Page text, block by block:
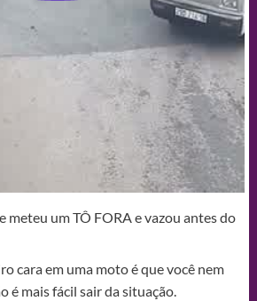
meteu um TÔ FORA e vazou antes do
cara em uma moto é que você nem
é mais fácil sair da situação.